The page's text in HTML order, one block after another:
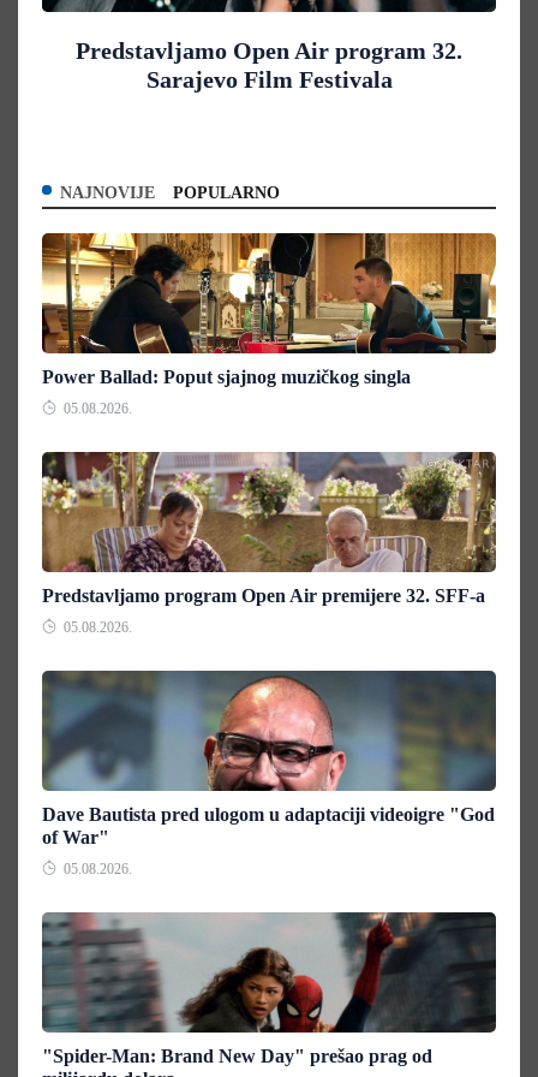
Predstavljamo Open Air program 32.
Sarajevo Film Festivala
NAJNOVIJE POPULARNO
Power Ballad: Poput sjajnog muzičkog singla
05.08.2026.
Predstavljamo program Open Air premijere 32. SFF-a
05.08.2026.
Dave Bautista pred ulogom u adaptaciji videoigre "God
of War"
05.08.2026.
"Spider-Man: Brand New Day" prešao prag od